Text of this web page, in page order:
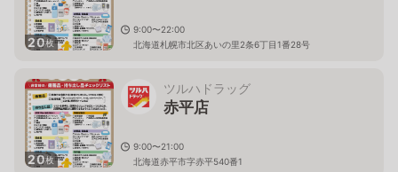
20枚
9:00〜22:00
北海道札幌市北区あいの里2条6丁目1番28号
20枚
ツルハドラッグ
赤平店
9:00〜21:00
北海道赤平市字赤平540番1